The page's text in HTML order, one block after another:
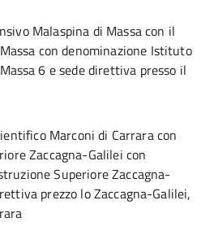
Malaspina di Massa con il
con denominazione Istituto
6 e sede direttiva presso il
Marconi di Carrara con
Zaccagna-Galilei con
Superiore Zaccagna-
prezzo lo Zaccagna-Galilei,